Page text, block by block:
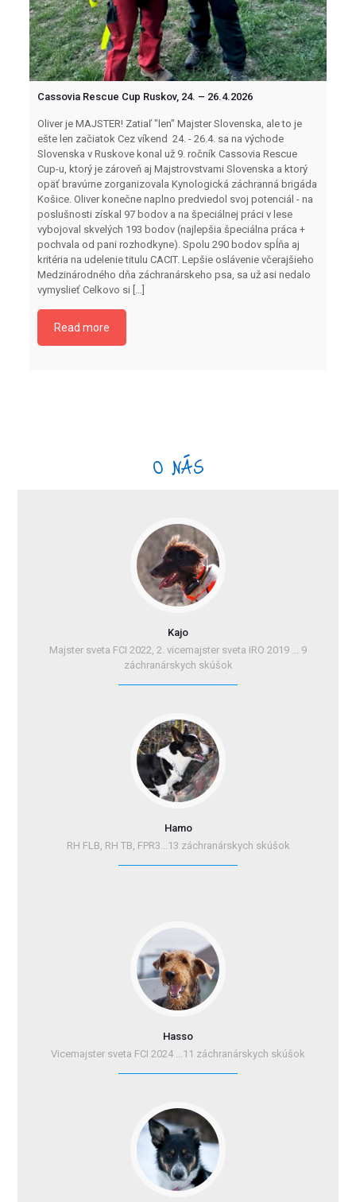
Cassovia Rescue Cup Ruskov, 24. – 26.4.2026
Oliver je MAJSTER! Zatiaľ "len" Majster Slovenska, ale to je
ešte len začiatok Cez víkend 24. - 26.4. sa na východe
Slovenska v Ruskove konal už 9. ročník Cassovia Rescue
Cup-u, ktorý je zároveň aj Majstrovstvami Slovenska a ktorý
opäť bravúrne zorganizovala Kynologická záchranná brigáda
Košice. Oliver konečne naplno predviedol svoj potenciál - na
poslušnosti získal 97 bodov a na špeciálnej práci v lese
vybojoval skvelých 193 bodov (najlepšia špeciálna práca +
pochvala od pani rozhodkyne). Spolu 290 bodov spĺňa aj
kritéria na udelenie titulu CACIT. Lepšie oslávenie včerajšieho
Medzinárodného dňa záchranárskeho psa, sa už asi nedalo
vymyslieť Celkovo si […]
Read more
O NÁS
Kajo
Majster sveta FCI 2022, 2. vicemajster sveta IRO 2019 ... 9
záchranárskych skúšok
Hamo
RH FLB, RH TB, FPR3...13 záchranárskych skúšok
Hasso
Vicemajster sveta FCI 2024 ...11 záchranárskych skúšok